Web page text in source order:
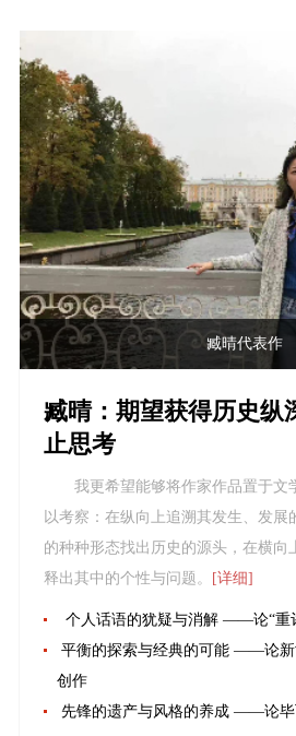
臧晴代表作
臧晴：期望获得历史纵
止思考
我更希望能够将作家作品置于文
以考察：在纵向上追溯其发生、发展
的种种形态找出历史的源头，在横向
释出其中的个性与问题。 [详细]
个人话语的犹疑与消解 ——论“重
平衡的探索与经典的可能 ——论新
创作
先锋的遗产与风格的养成 ——论毕